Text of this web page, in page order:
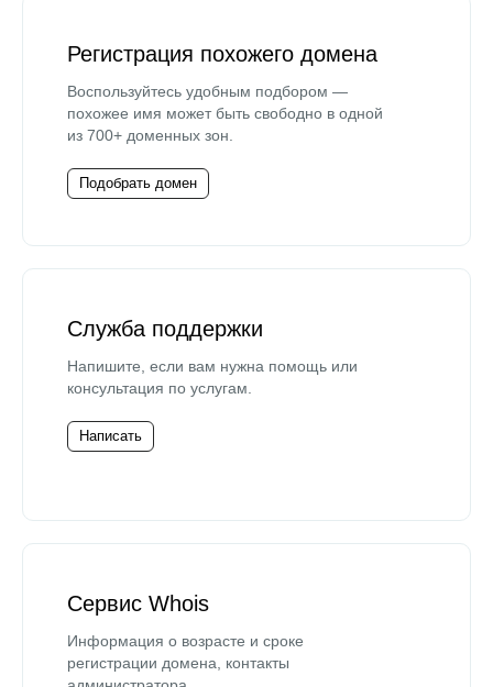
Регистрация похожего домена
Воспользуйтесь удобным подбором —
похожее имя может быть свободно в одной
из 700+ доменных зон.
Подобрать домен
Служба поддержки
Напишите, если вам нужна помощь или
консультация по услугам.
Написать
Сервис Whois
Информация о возрасте и сроке
регистрации домена, контакты